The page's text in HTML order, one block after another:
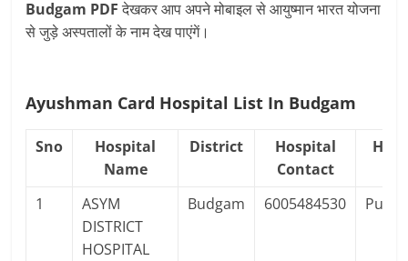
Budgam PDFदेखकर आप अपने मोबाइल से आयुष्‍मान भारत योजना
से जुड़े अस्‍पतालों के नाम देख पाएंगें।
Ayushman Card Hospital List In Budgam
Sno
Hospital
Name
District
Hospital
Contact
1
ASYM
DISTRICT
HOSPITAL
Budgam 6005484530 Public